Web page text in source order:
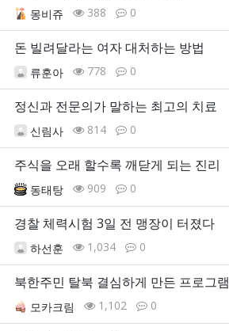
몽비쥬 388 0
돈 빌려달라는 여자 대처하는 방법
류훈아 778 0
정신과 전문의가 말하는 최고의 치료
신림사 814 0
주식을 오래 할수록 깨닫게 되는 진리
동태탕 909 0
경찰 체력시험 3일 전 맹장이 터졌다
하선훈 1,034 0
북한주민 탈북 결심하게 만든 프로그램
모카크림 1,102 0